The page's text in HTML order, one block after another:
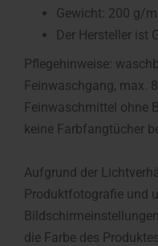
Gewicht: 200 g/
Der Hersteller ist
Pflegehinweise:
Feinwaschgang, max.
Feinwaschmittel ohne
keine Farbfangtücher
Aufgrund der
Produktfotografie und
die Farbe des